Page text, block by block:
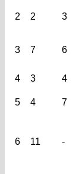
2 2 3
3 7 6
4 3 4
5
4 7
6 11 -